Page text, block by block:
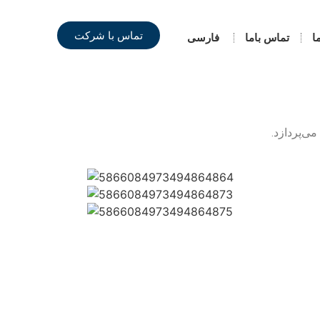
تماس باما فارسی تماس با شرکت